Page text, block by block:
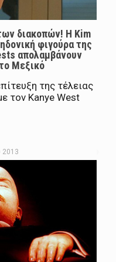
διακοπών! Η Kim
φιγούρα της
απολαμβάνουν
Μεξικό
της τέλειας
τον Kanye West
2013